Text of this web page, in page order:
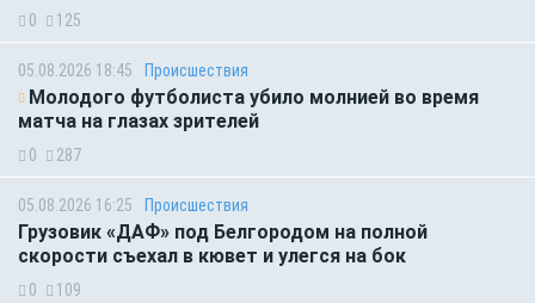
0 125
05.08.2026 18:45 Происшествия
Молодого футболиста убило молнией во время
матча на глазах зрителей
0 287
05.08.2026 16:25 Происшествия
Грузовик «ДАФ» под Белгородом на полной
скорости съехал в кювет и улегся на бок
0 109